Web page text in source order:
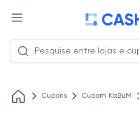
Cupons Cupom KaBuM